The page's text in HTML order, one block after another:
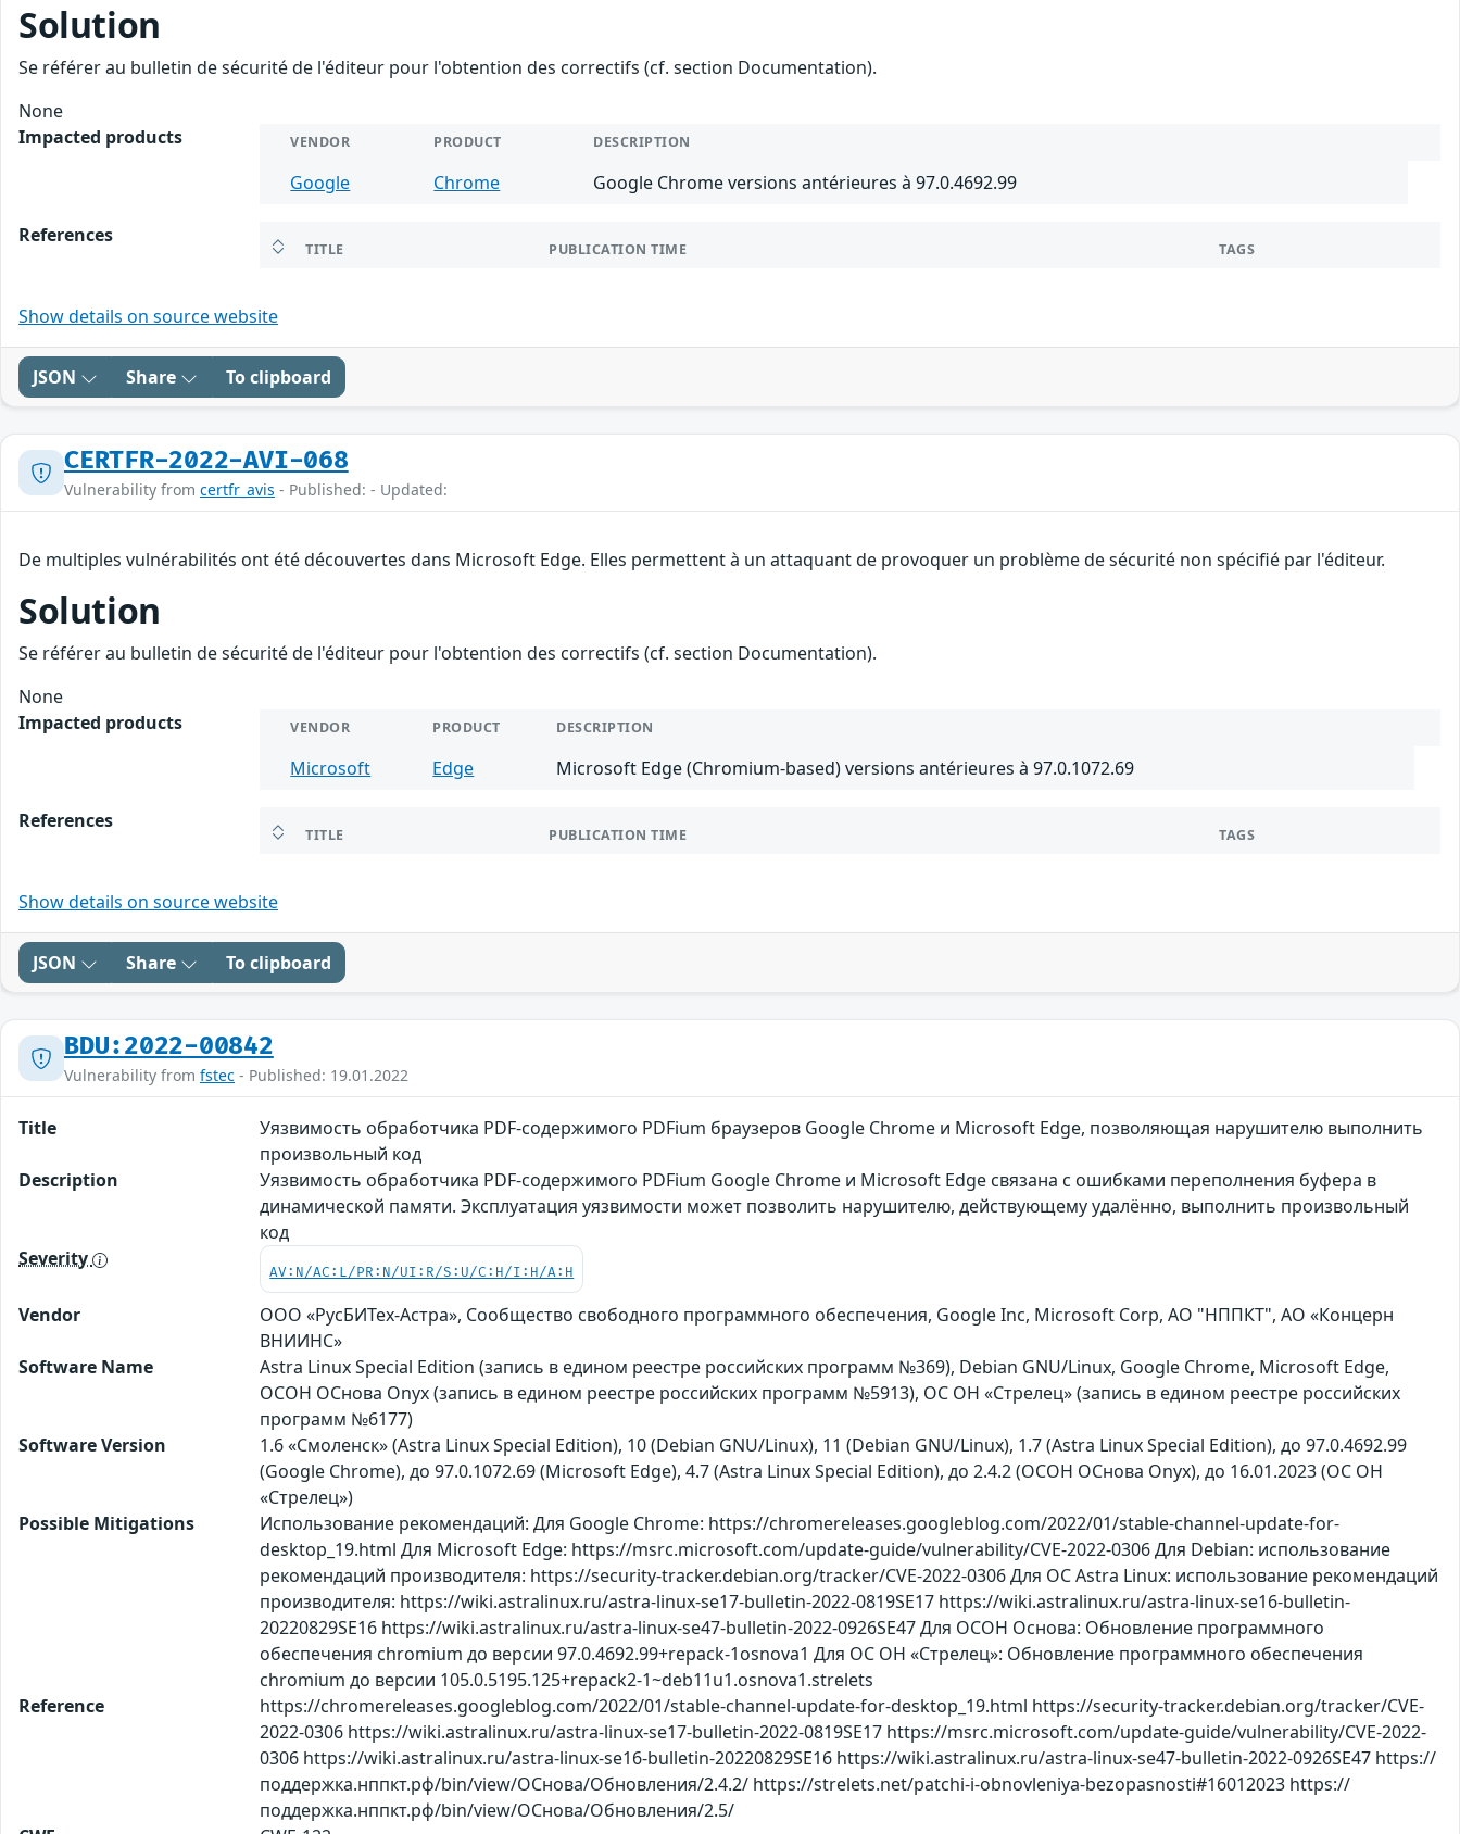
Solution
Se référer au bulletin de sécurité de l'éditeur pour l'obtention des correctifs (cf. section Documentation).
None
Impacted products
VENDOR PRODUCT DESCRIPTION
Google Chrome Google Chrome versions antérieures à 97.0.4692.99
References
TITLE PUBLICATION TIME TAGS
Show details on source website
JSON Share To clipboard
CERTFR-2022-AVI-068
Vulnerability from certfr_avis - Published: - Updated:
De multiples vulnérabilités ont été découvertes dans Microsoft Edge. Elles permettent à un attaquant de provoquer un problème de sécurité non spécifié par l'éditeur.
Solution
Se référer au bulletin de sécurité de l'éditeur pour l'obtention des correctifs (cf. section Documentation).
None
Impacted products
VENDOR PRODUCT DESCRIPTION
Microsoft Edge Microsoft Edge (Chromium-based) versions antérieures à 97.0.1072.69
References
TITLE PUBLICATION TIME TAGS
Show details on source website
JSON Share To clipboard
BDU:2022-00842
Vulnerability from fstec - Published: 19.01.2022
Title
Уязвимость обработчика PDF-содержимого PDFium браузеров Google Chrome и Microsoft Edge, позволяющая нарушителю выполнить
произвольный код
Description
Уязвимость обработчика PDF-содержимого PDFium Google Chrome и Microsoft Edge связана с ошибками переполнения буфера в
динамической памяти. Эксплуатация уязвимости может позволить нарушителю, действующему удалённо, выполнить произвольный
код
Severity
AV:N/AC:L/PR:N/UI:R/S:U/C:H/I:H/A:H
Vendor
ООО «РусБИТех-Астра», Сообщество свободного программного обеспечения, Google Inc, Microsoft Corp, АО "НППКТ", АО «Концерн
ВНИИНС»
Software Name
Astra Linux Special Edition (запись в едином реестре российских программ №369), Debian GNU/Linux, Google Chrome, Microsoft Edge,
ОСОН ОСнова Оnyx (запись в едином реестре российских программ №5913), ОС ОН «Стрелец» (запись в едином реестре российских
программ №6177)
Software Version
1.6 «Смоленск» (Astra Linux Special Edition), 10 (Debian GNU/Linux), 11 (Debian GNU/Linux), 1.7 (Astra Linux Special Edition), до 97.0.4692.99
(Google Chrome), до 97.0.1072.69 (Microsoft Edge), 4.7 (Astra Linux Special Edition), до 2.4.2 (ОСОН ОСнова Оnyx), до 16.01.2023 (ОС ОН
«Стрелец»)
Possible Mitigations
Использование рекомендаций: Для Google Chrome: https://chromereleases.googleblog.com/2022/01/stable-channel-update-for-
desktop_19.html Для Microsoft Edge: https://msrc.microsoft.com/update-guide/vulnerability/CVE-2022-0306 Для Debian: использование
рекомендаций производителя: https://security-tracker.debian.org/tracker/CVE-2022-0306 Для ОС Astra Linux: использование рекомендаций
производителя: https://wiki.astralinux.ru/astra-linux-se17-bulletin-2022-0819SE17 https://wiki.astralinux.ru/astra-linux-se16-bulletin-
20220829SE16 https://wiki.astralinux.ru/astra-linux-se47-bulletin-2022-0926SE47 Для ОСОН Основа: Обновление программного
обеспечения chromium до версии 97.0.4692.99+repack-1osnova1 Для ОС ОН «Стрелец»: Обновление программного обеспечения
chromium до версии 105.0.5195.125+repack2-1~deb11u1.osnova1.strelets
Reference
https://chromereleases.googleblog.com/2022/01/stable-channel-update-for-desktop_19.html https://security-tracker.debian.org/tracker/CVE-
2022-0306 https://wiki.astralinux.ru/astra-linux-se17-bulletin-2022-0819SE17 https://msrc.microsoft.com/update-guide/vulnerability/CVE-2022-
0306 https://wiki.astralinux.ru/astra-linux-se16-bulletin-20220829SE16 https://wiki.astralinux.ru/astra-linux-se47-bulletin-2022-0926SE47 https://
поддержка.нппкт.рф/bin/view/ОСнова/Обновления/2.4.2/ https://strelets.net/patchi-i-obnovleniya-bezopasnosti#16012023 https://
поддержка.нппкт.рф/bin/view/ОСнова/Обновления/2.5/